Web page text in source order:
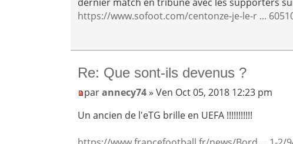
https://www.sofoot.com/centonze-je-le-r ...
Re: Que sont-ils devenus ?
parannecy74» Ven Oct 05, 2018 12:23 pm
Un ancien de l'eTG brille en UEFA !!!!!!!!!!!